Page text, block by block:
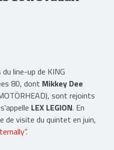
line-up de KING
80, dont Mikkey Dee
sont rejoints
LEX LEGION. En
de visite du quintet en juin,
”.